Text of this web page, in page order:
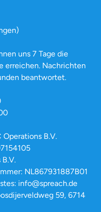
uns 7 Tage die
erreichen. Nachrichten
beantwortet.
B.V.
NL867931887B01
info@spreach.de
59, 6714